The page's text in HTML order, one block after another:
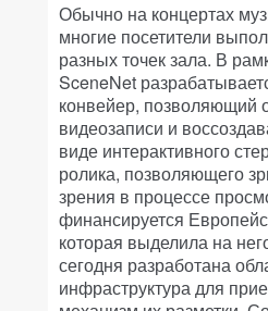
Обычно на концертах
многие посетители
разных точек зала. В
SceneNet
конвейер, позволяющий
видеозаписи и
виде интерактивного
ролика, позволяющего
зрения в процессе
финансируется
которая выделила на
сегодня разработана
инфраструктура для